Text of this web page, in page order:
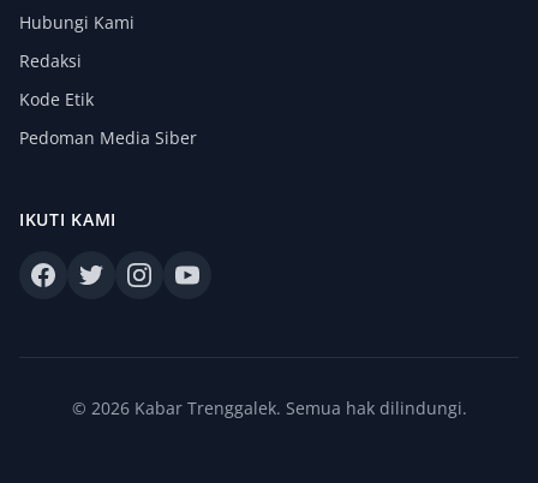
Hubungi Kami
Redaksi
Kode Etik
Pedoman Media Siber
IKUTI KAMI
© 2026 Kabar Trenggalek. Semua hak dilindungi.